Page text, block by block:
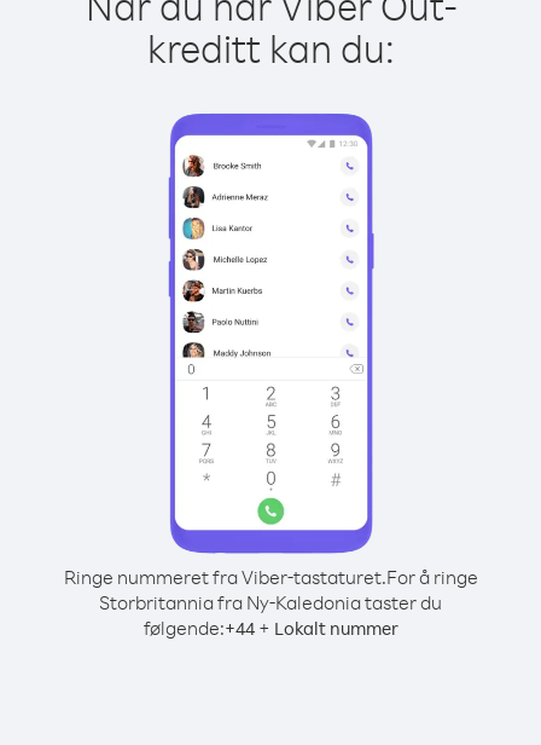
kreditt kan du:
Ringe nummeret fra Viber-tastaturet.For å ringe
Storbritannia fra Ny-Kaledonia taster du
følgende:+44+ Lokalt nummer